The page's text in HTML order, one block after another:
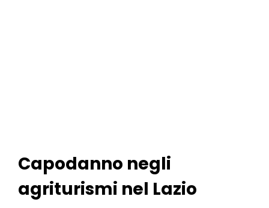
Capodanno negli
agriturismi nel Lazio